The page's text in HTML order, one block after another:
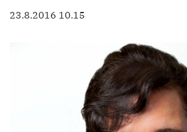
23.8.2016 10.15